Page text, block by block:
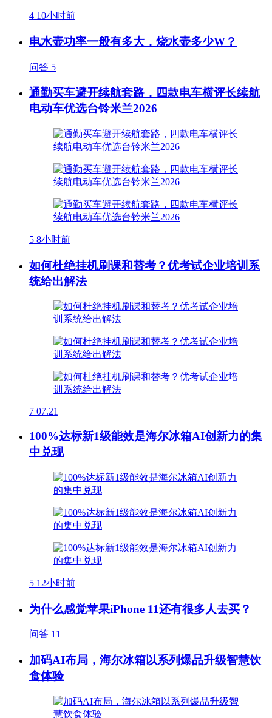
4 10小时前
电水壶功率一般有多大，烧水壶多少W？
问答 5
通勤买车避开续航套路，四款电车横评长续航
电动车优选台铃米兰2026
5 8小时前
如何杜绝挂机刷课和替考？优考试企业培训系
统给出解法
7 07.21
100%达标新1级能效是海尔冰箱AI创新力的集
中兑现
5 12小时前
为什么感觉苹果iPhone 11还有很多人去买？
问答 11
加码AI布局，海尔冰箱以系列爆品升级智慧饮
食体验